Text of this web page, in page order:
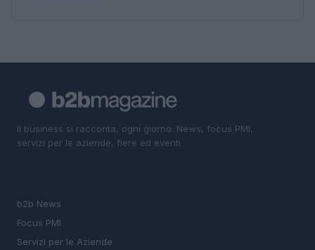
Il business si racconta, ogni giorno. News, focus PMI,
servizi per le aziende, fiere ed eventi.
b2b News
Focus PMI
Servizi per le Aziende